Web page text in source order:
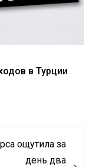
в Турции
ощутила за
день два